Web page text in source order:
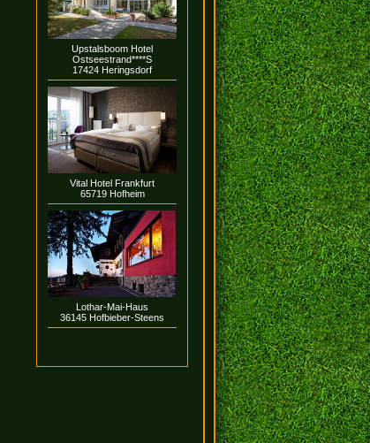
Upstalsboom Hotel
Ostseestrand****S
17424 Heringsdorf
Vital Hotel Frankfurt
65719 Hofheim
Lothar-Mai-Haus
36145 Hofbieber-Steens